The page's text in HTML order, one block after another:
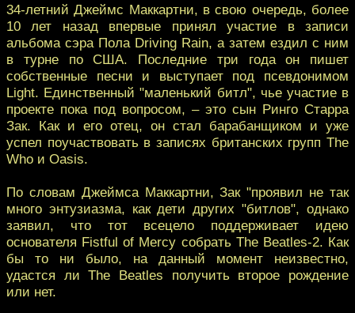
34-летний Джеймс Маккартни, в свою очередь, более
10 лет назад впервые принял участие в записи
альбома сэра Пола Driving Rain, а затем ездил с ним
в турне по США. Последние три года он пишет
собственные песни и выступает под псевдонимом
Light. Единственный "маленький битл", чье участие в
проекте пока под вопросом, – это сын Ринго Старра
Зак. Как и его отец, он стал барабанщиком и уже
успел поучаствовать в записях британских групп The
Who и Oasis.
По словам Джеймса Маккартни, Зак "проявил не так
много энтузиазма, как дети других "битлов", однако
заявил, что тот всецело поддерживает идею
основателя Fistful of Mercу собрать The Beatles-2. Как
бы то ни было, на данный момент неизвестно,
удастся ли The Beatles получить второе рождение
или нет.